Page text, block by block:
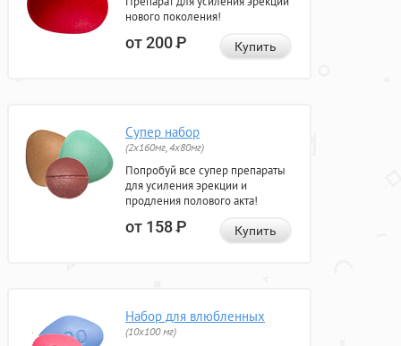
нового поколения!
от 200Р Купить
Супер набор
(2х160мг, 4х80мг)
Попробуй все супер препараты
для усиления эрекции и
продления полового акта!
от 158Р Купить
Набор для влюбленных
(10х100 мг)